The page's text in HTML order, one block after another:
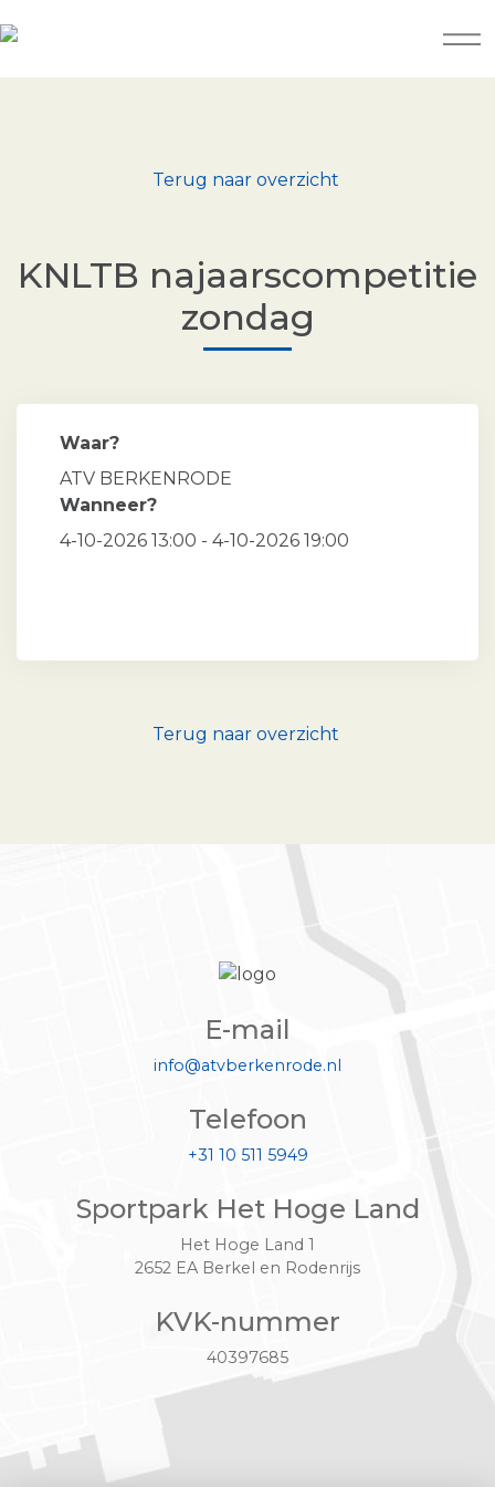
Terug naar overzicht
KNLTB najaarscompetitie
zondag
Waar?
ATV BERKENRODE
Wanneer?
4-10-2026 13:00 - 4-10-2026 19:00
Terug naar overzicht
E-mail
info@atvberkenrode.nl
Telefoon
+31 10 511 5949
Sportpark Het Hoge Land
Het Hoge Land 1
2652 EA Berkel en Rodenrijs
KVK-nummer
40397685